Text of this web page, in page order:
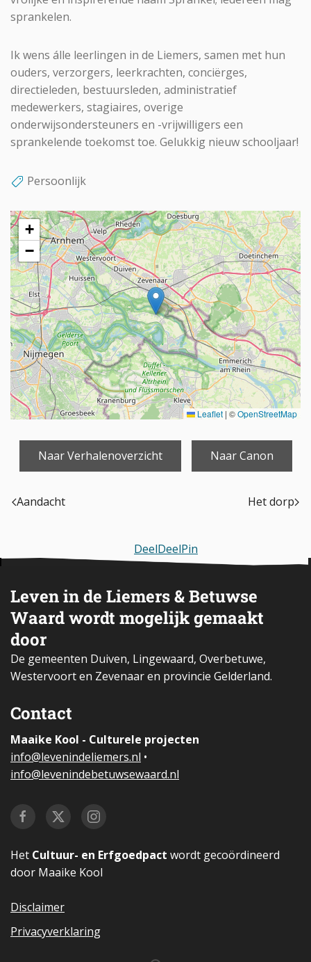
sprankelen.
Ik wens álle leerlingen in de Liemers, samen met hun
ouders, verzorgers, leerkrachten, conciërges,
directieleden, bestuursleden, administratief
medewerkers, stagiaires, overige
onderwijsondersteuners en -vrijwilligers een
sprankelende toekomst toe. Gelukkig nieuw schooljaar!
Persoonlijk
+
−
Leaflet | ©OpenStreetMap
Naar Verhalenoverzicht Naar Canon
Aandacht Het dorp
DeelDeelPin
Leven in de Liemers & Betuwse
Waard wordt mogelijk gemaakt
door
De gemeenten Duiven, Lingewaard, Overbetuwe,
Westervoort en Zevenaar en provincie Gelderland.
Contact
Maaike Kool - Culturele projecten
info@levenindeliemers.nl •
info@levenindebetuwsewaard.nl
Het Cultuur- en Erfgoedpact wordt gecoördineerd
door Maaike Kool
Disclaimer
Privacyverklaring